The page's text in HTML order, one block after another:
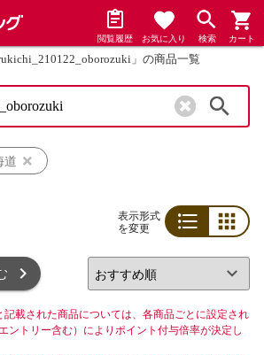
閲覧履歴 お気に入り 検索 カート
」の商品一覧
道
表示形式
を変更
記載された商品については、各商品ごとに設定され
ントリー含む）によりポイント付与倍率が決定し